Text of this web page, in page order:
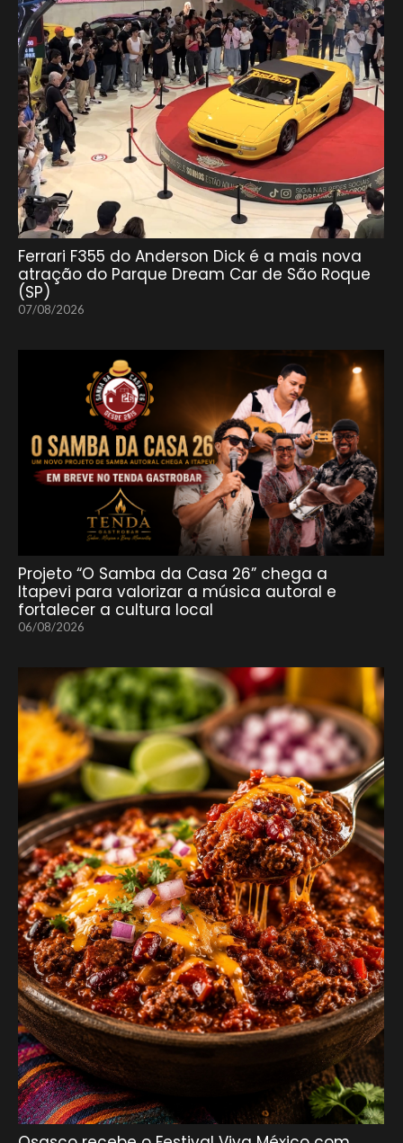
Ferrari F355 do Anderson Dick é a mais nova
atração do Parque Dream Car de São Roque
(SP)
07/08/2026
Projeto “O Samba da Casa 26” chega a
Itapevi para valorizar a música autoral e
fortalecer a cultura local
06/08/2026